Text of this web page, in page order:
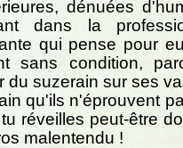
dénuées
dans la
qui pense pour
sans condition,
du suzerain sur ses
qu'ils n'éprouvent
réveilles peut-être
malentendu !